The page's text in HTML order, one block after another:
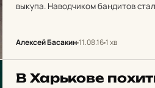
выкупа. Наводчиком бандитов
Алексей Басакин11.08.161 хв
В Харь­ко­ве